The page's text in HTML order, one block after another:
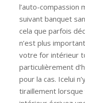
l’auto-compassion
suivant banquet
cela que parfois
n’est plus
votre for intérieur
particulièrement
pour la cas. Icelui
tiraillement